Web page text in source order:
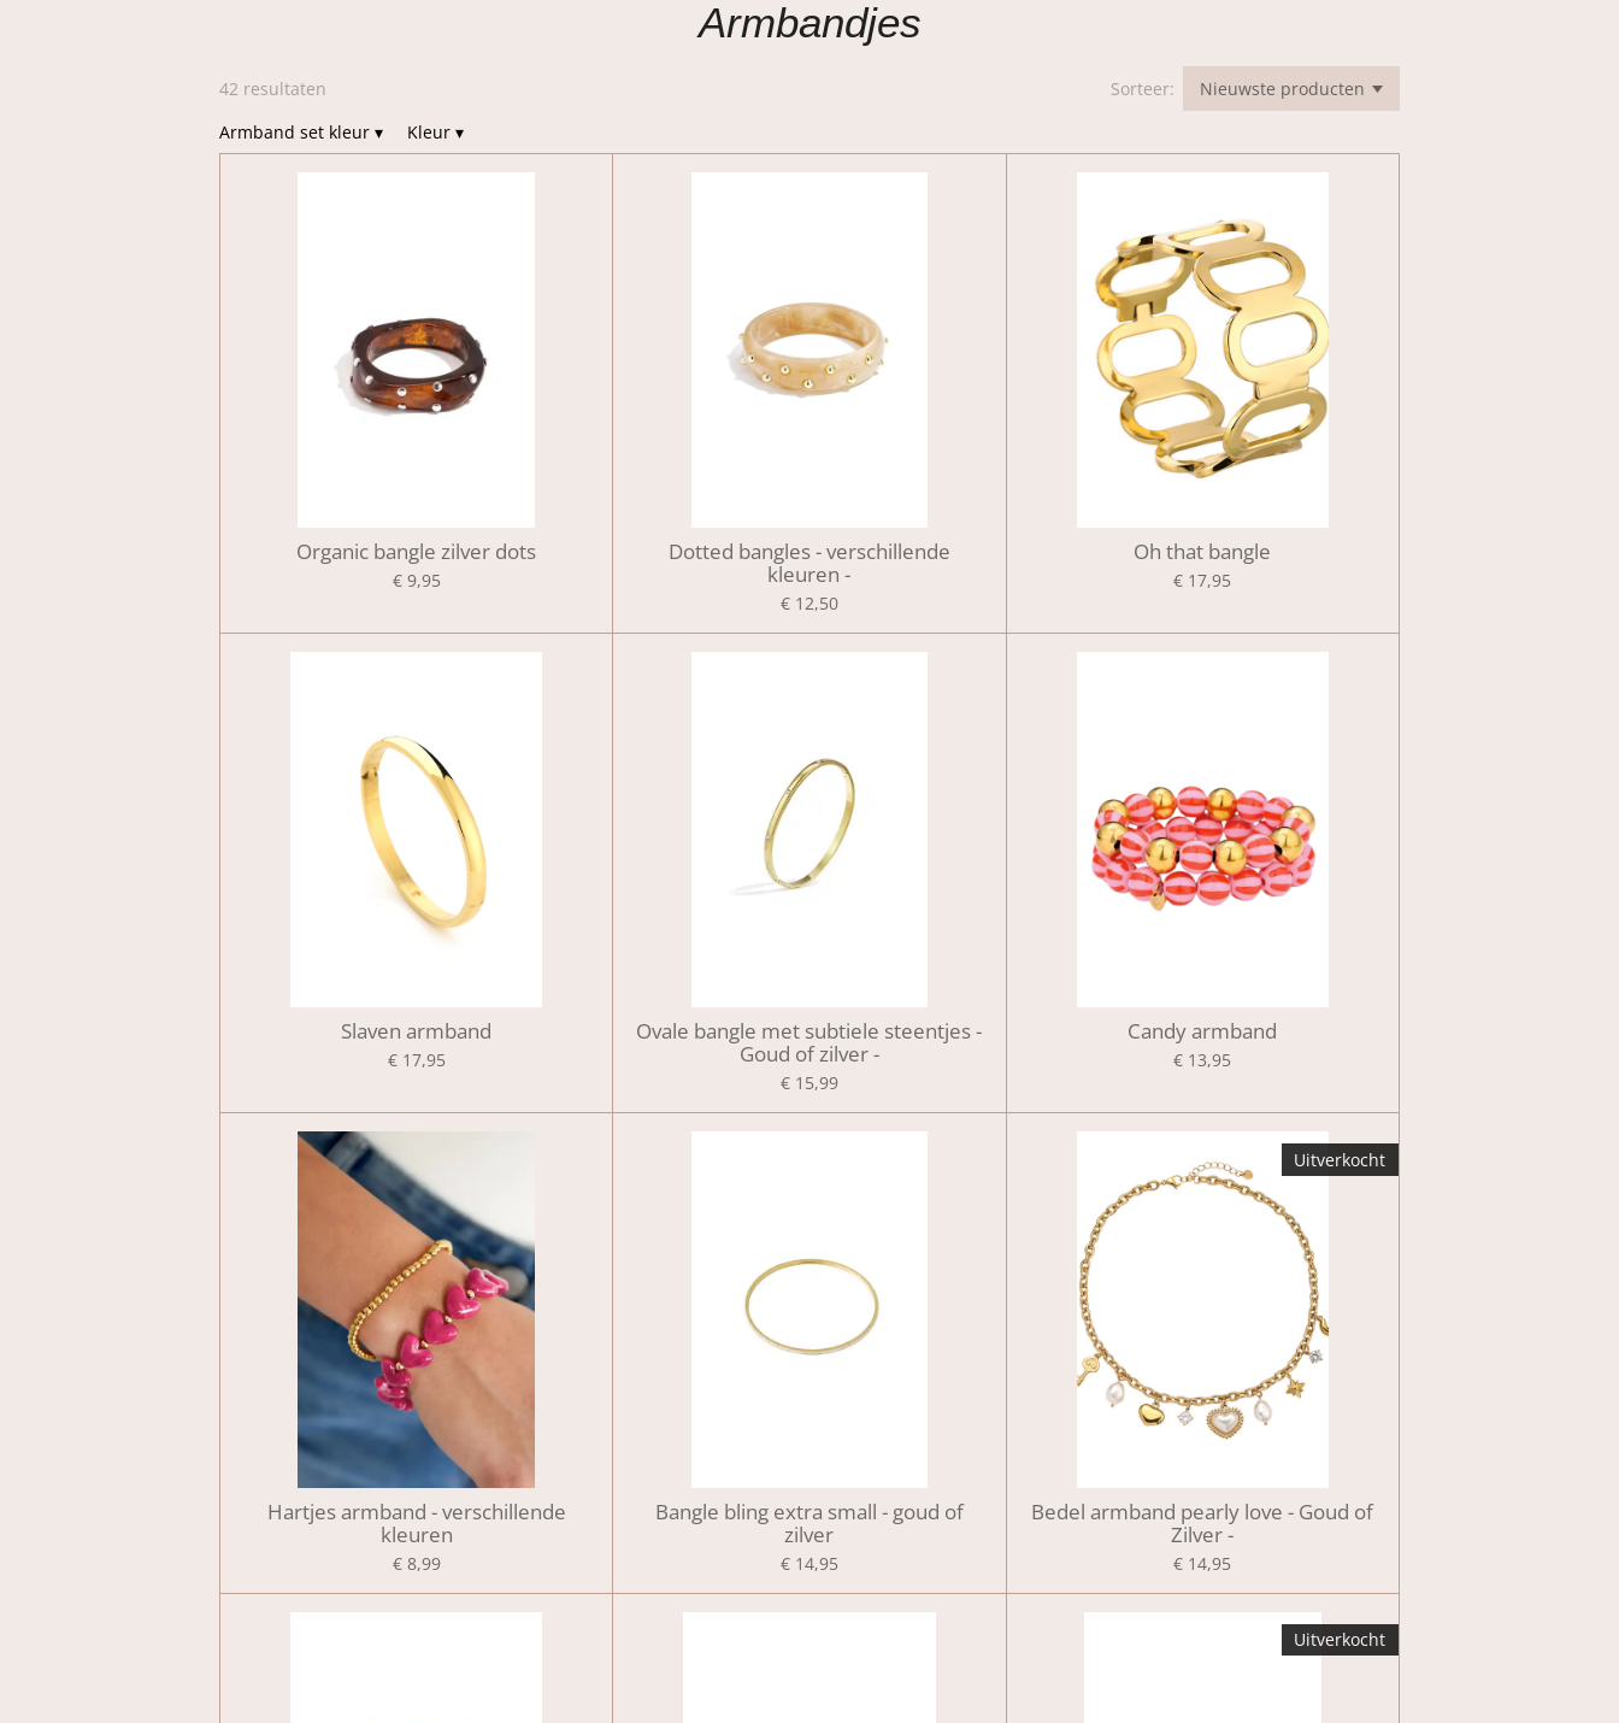
Armbandjes
42 resultaten
Sorteer:
Armband set kleur ▾ Kleur ▾
Organic bangle zilver dots
€ 9,95
Dotted bangles - verschillende
kleuren -
€ 12,50
Oh that bangle
€ 17,95
Slaven armband
€ 17,95
Ovale bangle met subtiele steentjes -
Goud of zilver -
€ 15,99
Candy armband
€ 13,95
Hartjes armband - verschillende
kleuren
€ 8,99
Bangle bling extra small - goud of
zilver
€ 14,95
Uitverkocht
Bedel armband pearly love - Goud of
Zilver -
€ 14,95
Uitverkocht